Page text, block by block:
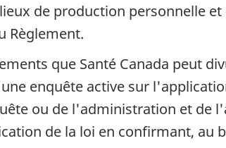
de production personnelle
Règlement.
que Santé Canada peut
enquête active sur
ou de l'administration et de
de la loi en confirmant, au